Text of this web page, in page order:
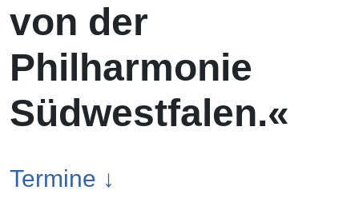
von der
Philharmonie
Südwestfalen.«
Termine ↓